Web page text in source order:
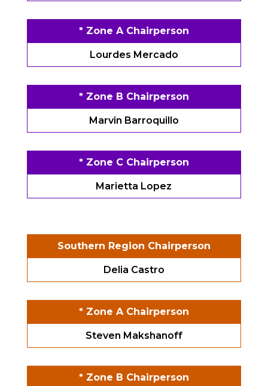
* Zone A Chairperson
Lourdes Mercado
* Zone B Chairperson
Marvin Barroquillo
* Zone C Chairperson
Marietta Lopez
Southern Region Chairperson
Delia Castro
* Zone A Chairperson
Steven Makshanoff
* Zone B Chairperson